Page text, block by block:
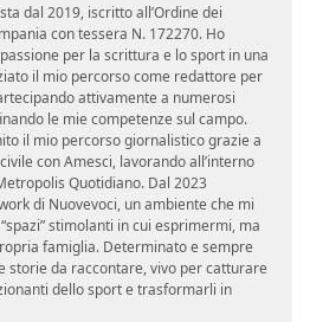
dal 2019, iscritto all’Ordine dei
con tessera N. 172270. Ho
per la scrittura e lo sport in una
il mio percorso come redattore per
attivamente a numerosi
le mie competenze sul campo.
il mio percorso giornalistico grazie a
con Amesci, lavorando all’interno
Quotidiano. Dal 2023
di Nuovevoci, un ambiente che mi
stimolanti in cui esprimermi, ma
famiglia. Determinato e sempre
storie da raccontare, vivo per catturare
dello sport e trasformarli in